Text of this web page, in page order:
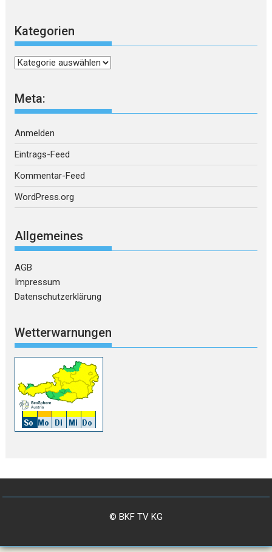
Kategorien
Kategorien
Meta:
Anmelden
Eintrags-Feed
Kommentar-Feed
WordPress.org
Allgemeines
AGB
Impressum
Datenschutzerklärung
Wetterwarnungen
© BKF TV KG